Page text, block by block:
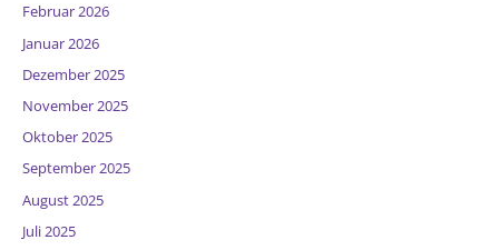
Februar 2026
Januar 2026
Dezember 2025
November 2025
Oktober 2025
September 2025
August 2025
Juli 2025